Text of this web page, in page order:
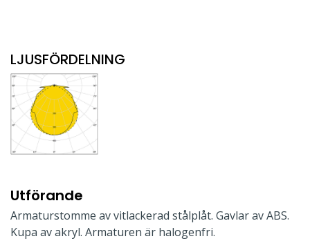
LJUSFÖRDELNING
Utförande
Armaturstomme av vitlackerad stålplåt. Gavlar av ABS.
Kupa av akryl. Armaturen är halogenfri.